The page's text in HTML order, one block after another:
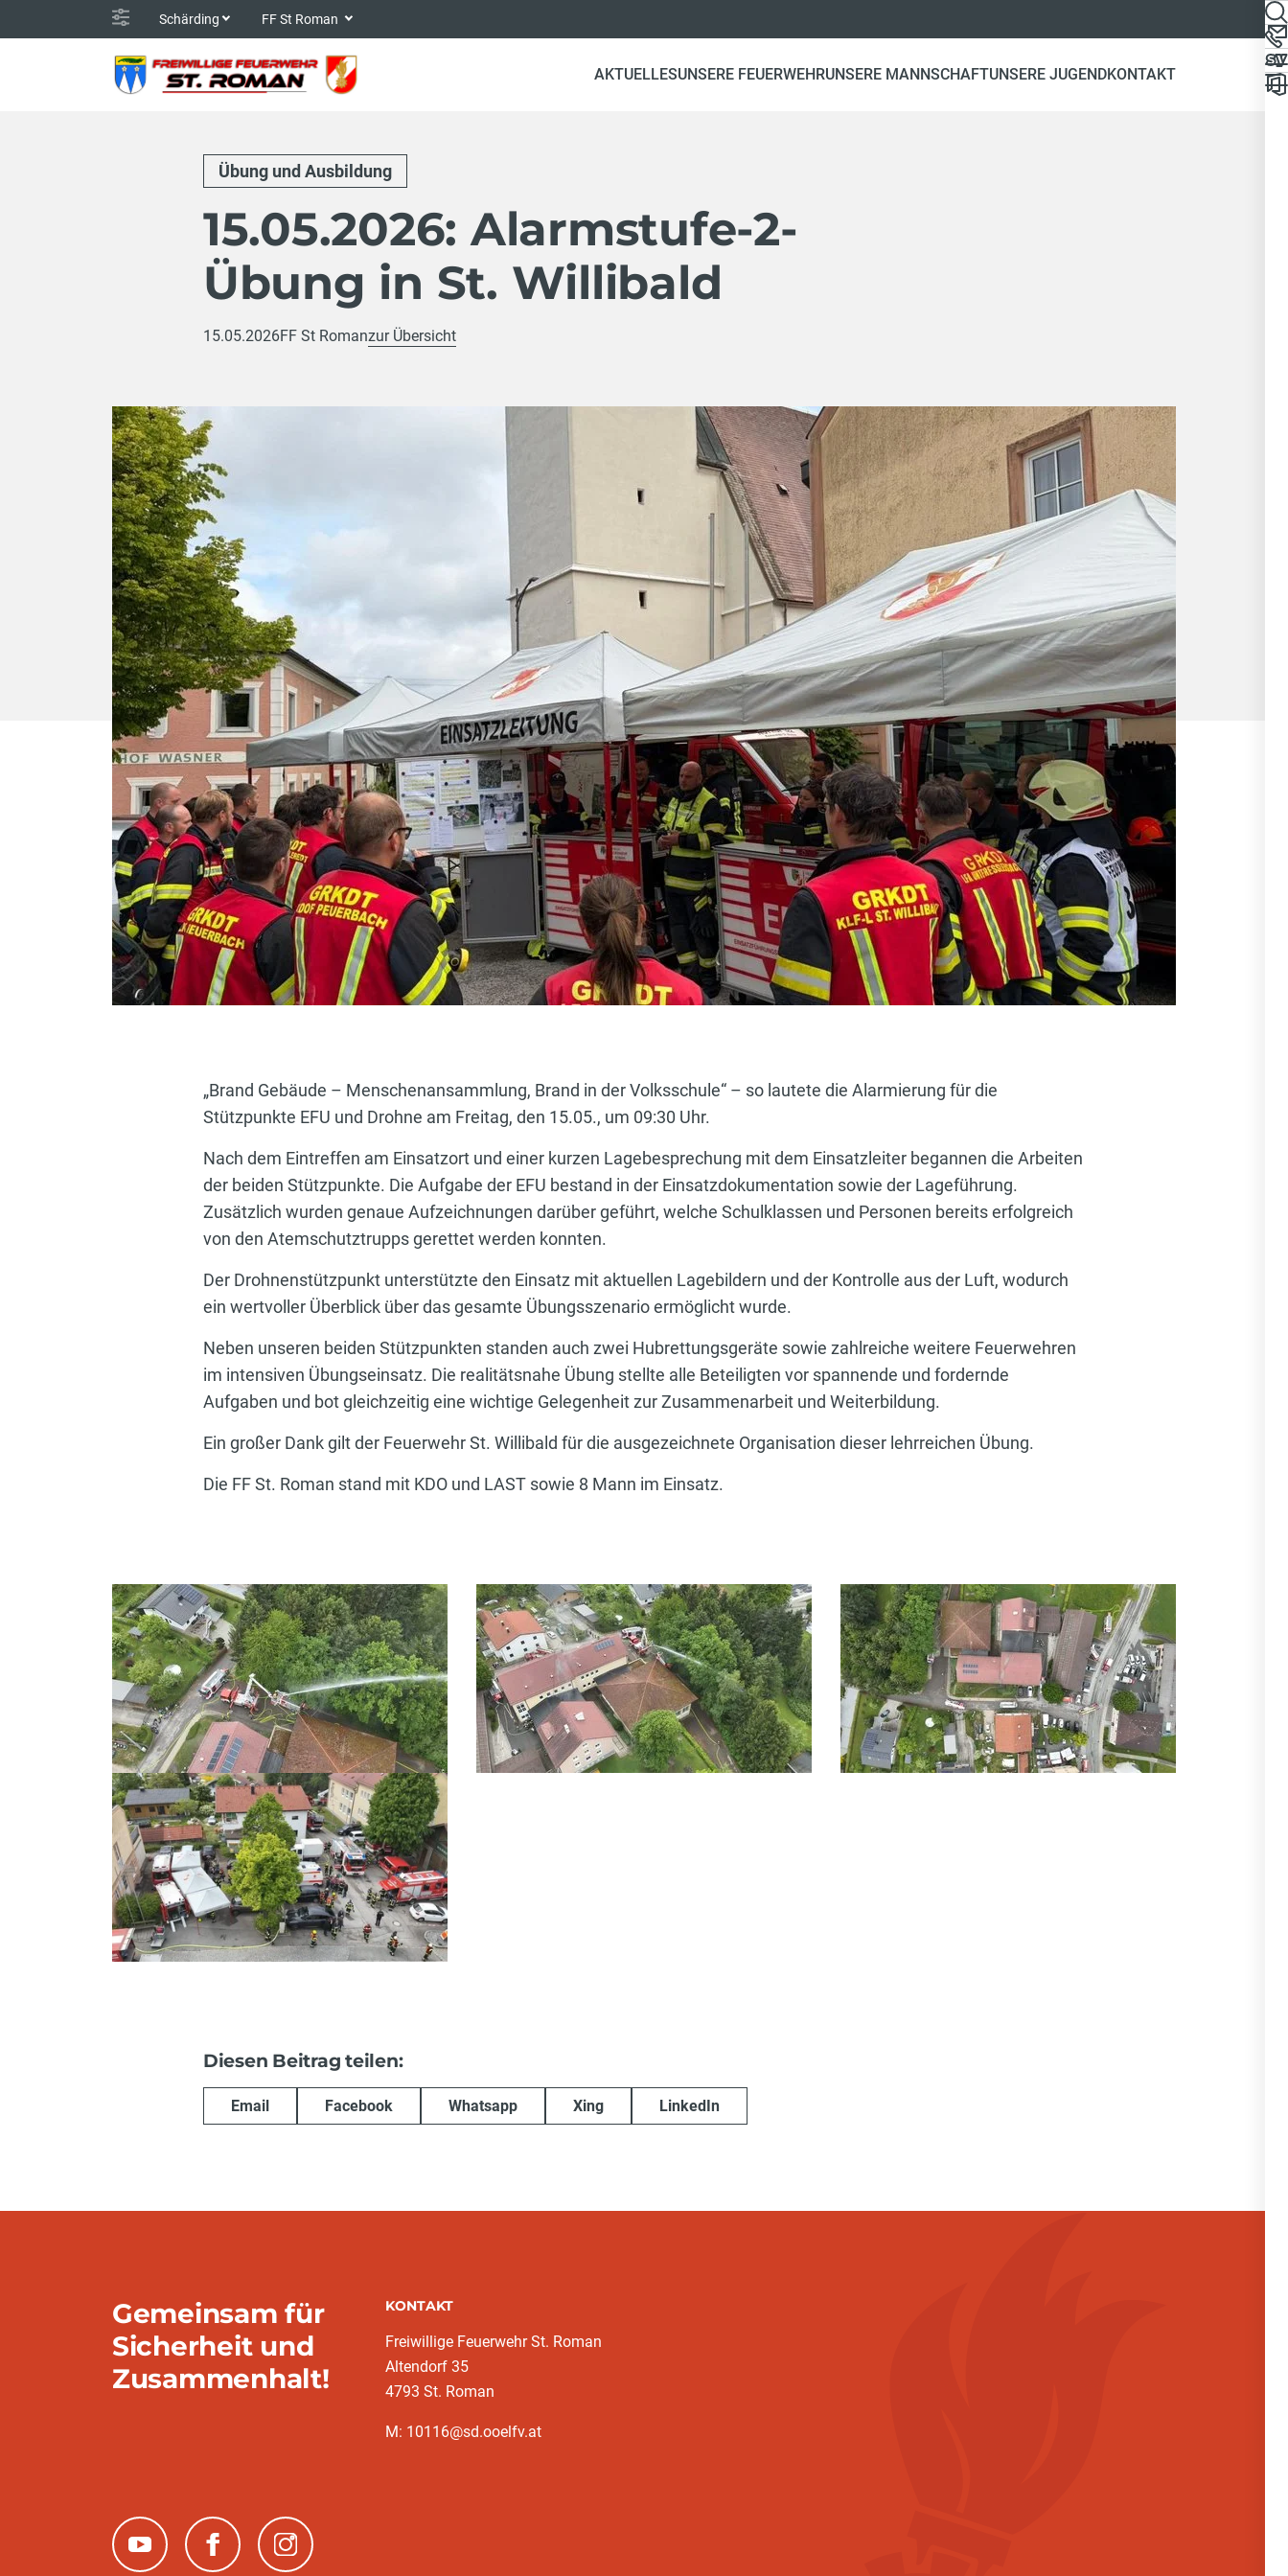
Schärding FF St Roman
AKTUELLESUNSERE FEUERWEHRUNSERE MANNSCHAFTUNSERE JUGENDKONTAKT
Übung und Ausbildung
15.05.2026: Alarmstufe-2-
Übung in St. Willibald
15.05.2026FF St Romanzur Übersicht
„Brand Gebäude – Menschenansammlung, Brand in der Volksschule“ – so lautete die Alarmierung für die
Stützpunkte EFU und Drohne am Freitag, den 15.05., um 09:30 Uhr.
Nach dem Eintreffen am Einsatzort und einer kurzen Lagebesprechung mit dem Einsatzleiter begannen die Arbeiten
der beiden Stützpunkte. Die Aufgabe der EFU bestand in der Einsatzdokumentation sowie der Lageführung.
Zusätzlich wurden genaue Aufzeichnungen darüber geführt, welche Schulklassen und Personen bereits erfolgreich
von den Atemschutztrupps gerettet werden konnten.
Der Drohnenstützpunkt unterstützte den Einsatz mit aktuellen Lagebildern und der Kontrolle aus der Luft, wodurch
ein wertvoller Überblick über das gesamte Übungsszenario ermöglicht wurde.
Neben unseren beiden Stützpunkten standen auch zwei Hubrettungsgeräte sowie zahlreiche weitere Feuerwehren
im intensiven Übungseinsatz. Die realitätsnahe Übung stellte alle Beteiligten vor spannende und fordernde
Aufgaben und bot gleichzeitig eine wichtige Gelegenheit zur Zusammenarbeit und Weiterbildung.
Ein großer Dank gilt der Feuerwehr St. Willibald für die ausgezeichnete Organisation dieser lehrreichen Übung.
Die FF St. Roman stand mit KDO und LAST sowie 8 Mann im Einsatz.
Diesen Beitrag teilen:
Email Facebook Whatsapp Xing LinkedIn
Gemeinsam für
Sicherheit und
Zusammenhalt!
KONTAKT
Freiwillige Feuerwehr St. Roman
Altendorf 35
4793 St. Roman
M: 10116@sd.ooelfv.at
(neues Fenster)(neues Fenster)(neues Fenster)